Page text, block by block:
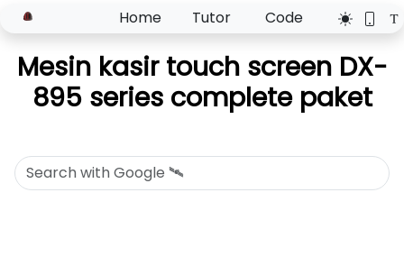
Home Tutor Code
Mesin kasir touch screen DX-
895 series complete paket